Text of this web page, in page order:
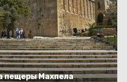
пещеры Махпела